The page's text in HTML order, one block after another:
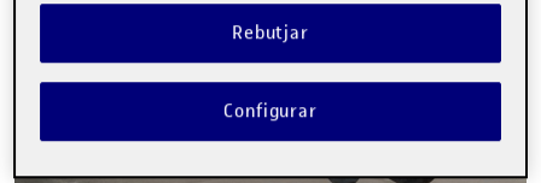
Rebutjar
Configurar